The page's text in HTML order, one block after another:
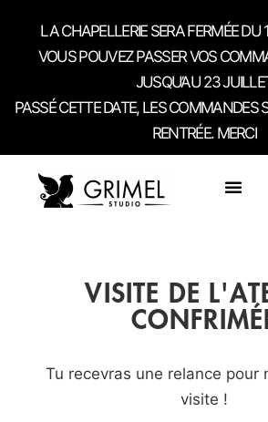
LA CHAPELLERIE SERA FERMÉE
VOUS POUVEZ PASSER VOS
JUSQU’AU 23
PASSÉ CETTE DATE, LES COMMANDES
RENTRÉE. MERCI
VISITE DE
Tu recevras une relance pour
visite !